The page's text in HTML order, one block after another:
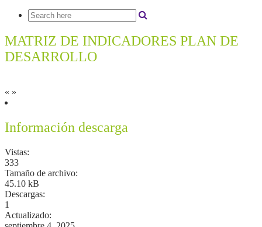
MATRIZ DE INDICADORES PLAN DE
DESARROLLO
« »
Información descarga
Vistas:
333
Tamaño de archivo:
45.10 kB
Descargas:
1
Actualizado: